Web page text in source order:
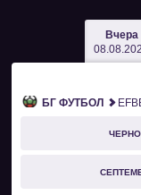
Вчера
БГ ФУТБОЛ